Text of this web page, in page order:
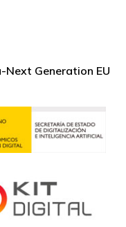
Next Generation EU